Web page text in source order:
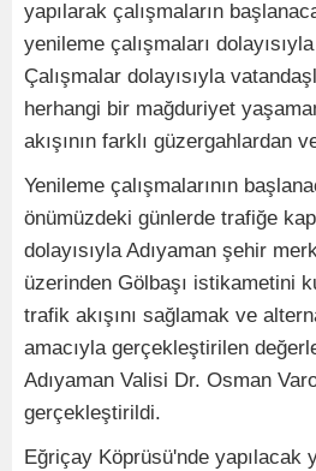
yapılarak çalışmaların
yenileme çalışmaları
Çalışmalar dolayısıyla
herhangi bir mağduriyet
akışının farklı güzergahlardan
Yenileme çalışmalarının
önümüzdeki günlerde trafiğe
dolayısıyla Adıyaman şehir
üzerinden Gölbaşı istikametini
trafik akışını sağlamak ve
amacıyla gerçekleştirilen
Adıyaman Valisi Dr. Osman
gerçekleştirildi.
Eğriçay Köprüsü'nde yapılacak